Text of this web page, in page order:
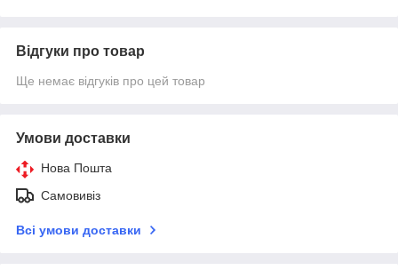
Відгуки про товар
Ще немає відгуків про цей товар
Умови доставки
Нова Пошта
Самовивіз
Всі умови доставки